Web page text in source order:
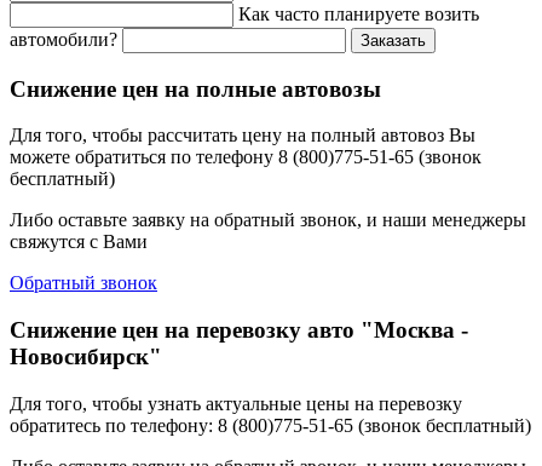
Как часто планируете возить
автомобили?
Заказать
Снижение цен на полные автовозы
Для того, чтобы рассчитать цену на полный автовоз Вы
можете обратиться по телефону 8 (800)775-51-65 (звонок
бесплатный)
Либо оставьте заявку на обратный звонок, и наши менеджеры
свяжутся с Вами
Обратный звонок
Снижение цен на перевозку авто "Москва -
Новосибирск"
Для того, чтобы узнать актуальные цены на перевозку
обратитесь по телефону: 8 (800)775-51-65 (звонок бесплатный)